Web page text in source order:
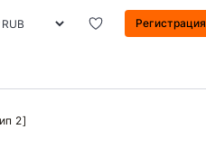
Регистрация
2]